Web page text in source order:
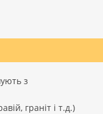
з
граніт і т.д.)